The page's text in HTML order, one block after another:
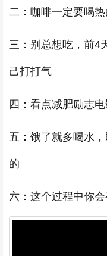
二：咖啡一定要喝
三：别总想吃，前4
己打打气
四：看点减肥励志电
五：饿了就多喝水
的
六：这个过程中你